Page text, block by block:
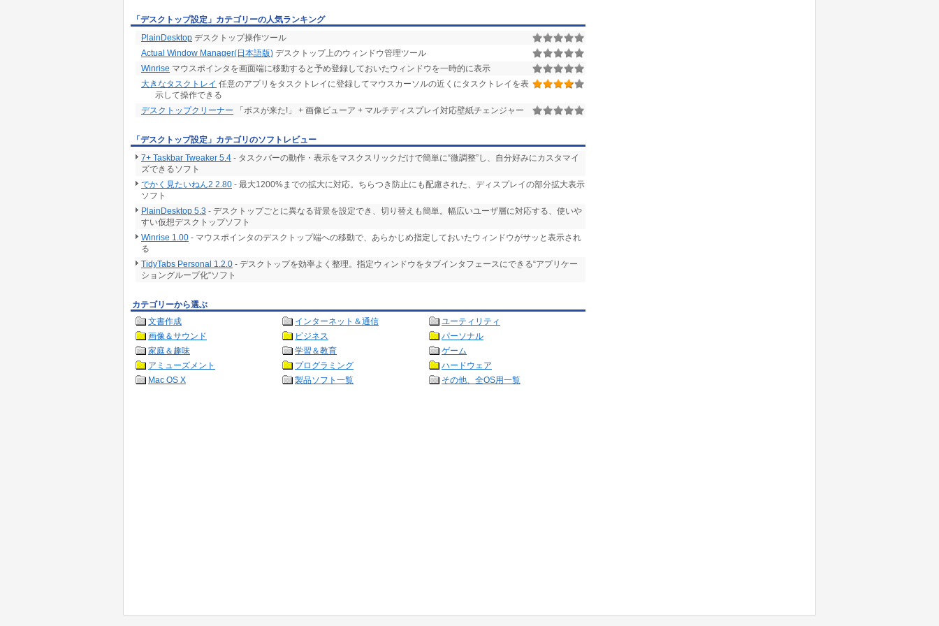
実行後に終了する … １つのウィンドウの最前面を変更後、このソフトウェアを自動的に終了する
「デスクトップ設定」カテゴリーの人気ランキング
PlainDesktop デスクトップ操作ツール
Actual Window Manager(日本語版) デスクトップ上のウィンドウ管理ツール
Winrise マウスポインタを画面端に移動すると予め登録しておいたウィンドウを一時的に表示
大きなタスクトレイ 任意のアプリをタスクトレイに登録してマウスカーソルの近くにタスクトレイを表
示して操作できる
デスクトップクリーナー 「ボスが来た!」 + 画像ビューア + マルチディスプレイ対応壁紙チェンジャー
「デスクトップ設定」カテゴリのソフトレビュー
7+ Taskbar Tweaker 5.4 - タスクバーの動作・表示をマスクスリックだけで簡単に“微調整”し、自分好みにカスタマイ
ズできるソフト
でかく見たいねん2 2.80 - 最大1200%までの拡大に対応。ちらつき防止にも配慮された、ディスプレイの部分拡大表示
ソフト
PlainDesktop 5.3 - デスクトップごとに異なる背景を設定でき、切り替えも簡単。幅広いユーザ層に対応する、使いや
すい仮想デスクトップソフト
Winrise 1.00 - マウスポインタのデスクトップ端への移動で、あらかじめ指定しておいたウィンドウがサッと表示され
る
TidyTabs Personal 1.2.0 - デスクトップを効率よく整理。指定ウィンドウをタブインタフェースにできる“アプリケー
ショングループ化”ソフト
カテゴリーから選ぶ
文書作成
インターネット＆通信
ユーティリティ
画像＆サウンド
ビジネス
パーソナル
家庭＆趣味
学習＆教育
ゲーム
アミューズメント
プログラミング
ハードウェア
Mac OS X
製品ソフト一覧 その他、全OS用一覧